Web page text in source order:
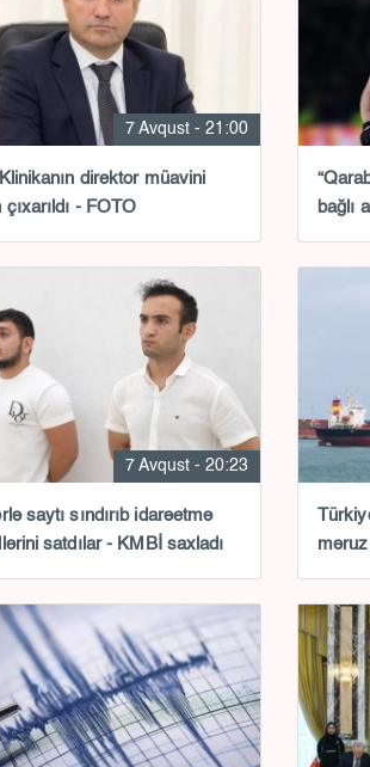
7 Avqust - 21:00
direktor müavini
çıxarıldı - FOTO
bağlı
7 Avqust - 20:23
saytı sındırıb idarəetmə
satdılar - KMBİ saxladı
məruz